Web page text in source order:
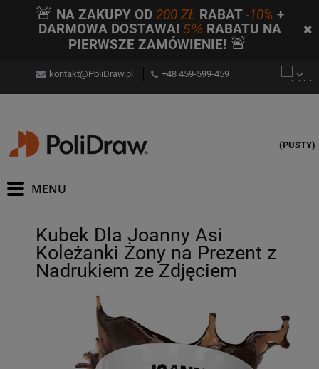
🚨 NA ZAKUPY OD200 ZŁ RABAT-10% +
DARMOWA DOSTAWA! 5% RABATU NA
PIERWSZE ZAMÓWIENIE! 🚨
kontakt@PoliDraw.pl +48 459-599-459
(PUSTY)
Kubek Dla Joanny Asi
Koleżanki Żony na Prezent z
Nadrukiem ze Zdjęciem